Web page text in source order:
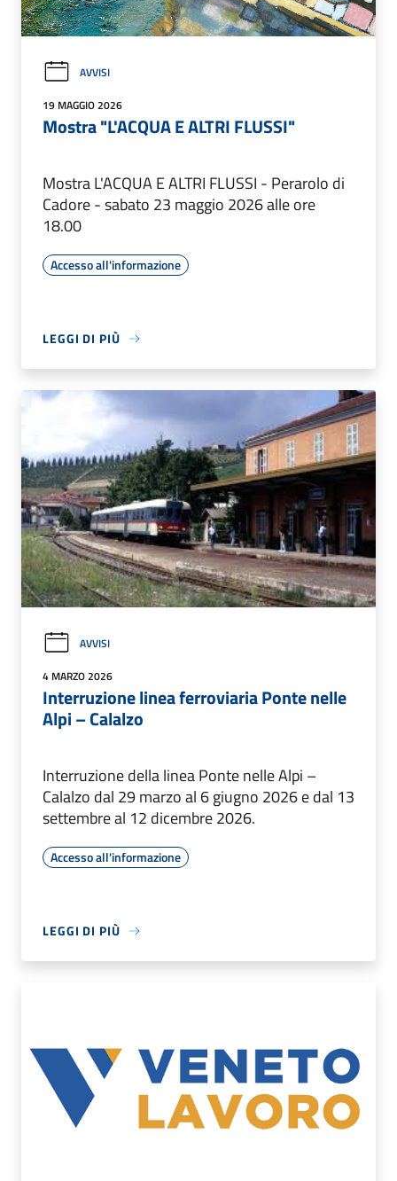
AVVISI
19 MAGGIO 2026
Mostra "L'ACQUA E ALTRI FLUSSI"
Mostra L'ACQUA E ALTRI FLUSSI - Perarolo di
Cadore - sabato 23 maggio 2026 alle ore
18.00
Accesso all'informazione
LEGGI DI PIÙ
AVVISI
4 MARZO 2026
Interruzione linea ferroviaria Ponte nelle
Alpi – Calalzo
Interruzione della linea Ponte nelle Alpi –
Calalzo dal 29 marzo al 6 giugno 2026 e dal 13
settembre al 12 dicembre 2026.
Accesso all'informazione
LEGGI DI PIÙ